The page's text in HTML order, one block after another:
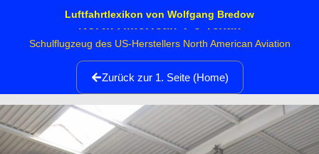
Luftfahrtlexikon von Wolfgang Bredow
North American T-6 Texan
Schulflugzeug des US-Herstellers North American Aviation
Zurück zur 1. Seite (Home)